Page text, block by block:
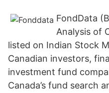
FondData
Analysis of
listed on Indian Stock
Canadian investors,
investment fund
Canada’s fund search